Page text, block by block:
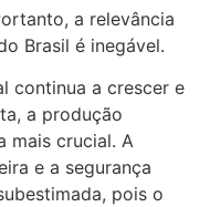
a relevância
Brasil é inegável.
continua a crescer e
a produção
mais crucial. A
e a segurança
pois o